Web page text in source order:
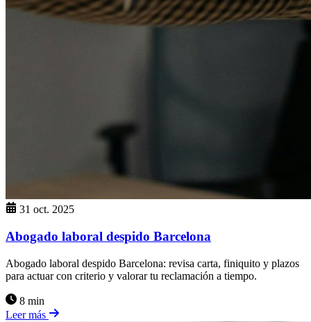
31 oct. 2025
Abogado laboral despido Barcelona
Abogado laboral despido Barcelona: revisa carta, finiquito y plazos
para actuar con criterio y valorar tu reclamación a tiempo.
8 min
Leer más